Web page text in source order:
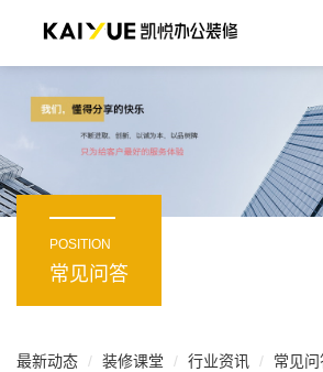
POSITION
常见问答
最新动态 装修课堂 行业资讯 常见问